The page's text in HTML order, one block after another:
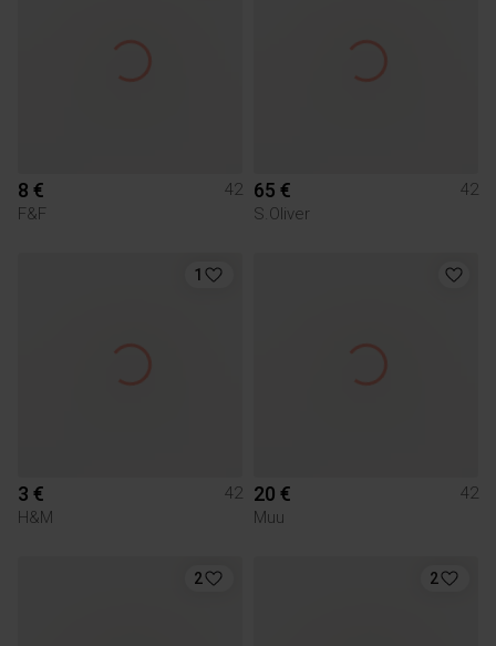
8 €
42
F&F
65 €
42
S.Oliver
1
3 €
42
H&M
20 €
42
Muu
2 2